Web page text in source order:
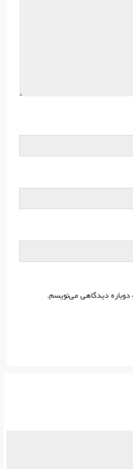
دوباره دیدگاهی می‌نویسم.